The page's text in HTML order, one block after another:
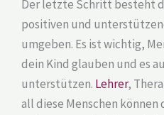
Der letzte Schritt besteht
positiven und
umgeben. Es ist wichtig,
dein Kind glauben und es
unterstützen. Lehrer,
all diese Menschen